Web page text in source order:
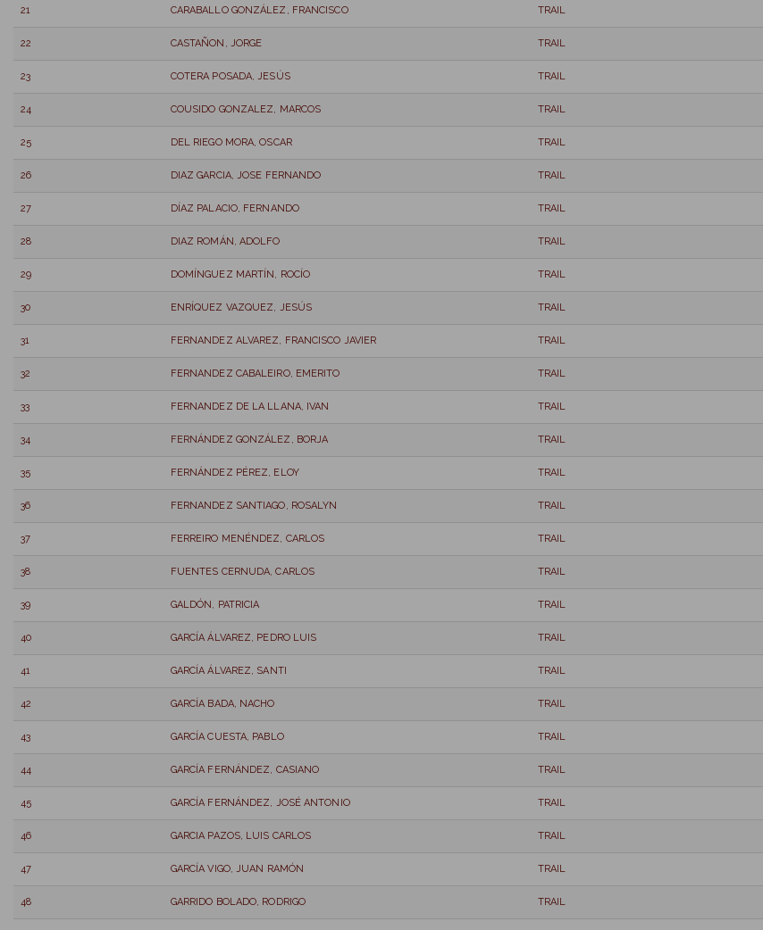
21 CARABALLO GONZÁLEZ, FRANCISCO TRAIL
22 CASTAÑON, JORGE TRAIL
23 COTERA POSADA, JESÚS TRAIL
24 COUSIDO GONZALEZ, MARCOS TRAIL
25 DEL RIEGO MORA, OSCAR TRAIL
26 DIAZ GARCIA, JOSE FERNANDO TRAIL
27 DÍAZ PALACIO, FERNANDO TRAIL
28 DIAZ ROMÁN, ADOLFO TRAIL
29 DOMÍNGUEZ MARTÍN, ROCÍO TRAIL
30 ENRÍQUEZ VAZQUEZ, JESÚS TRAIL
31 FERNANDEZ ALVAREZ, FRANCISCO JAVIER TRAIL
32 FERNANDEZ CABALEIRO, EMERITO TRAIL
33 FERNANDEZ DE LA LLANA, IVAN TRAIL
34 FERNÁNDEZ GONZÁLEZ, BORJA TRAIL
35 FERNÁNDEZ PÉREZ, ELOY TRAIL
36 FERNANDEZ SANTIAGO, ROSALYN TRAIL
37 FERREIRO MENÉNDEZ, CARLOS TRAIL
38 FUENTES CERNUDA, CARLOS TRAIL
39 GALDÓN, PATRICIA TRAIL
40 GARCÍA ÁLVAREZ, PEDRO LUIS TRAIL
41 GARCÍA ÁLVAREZ, SANTI TRAIL
42 GARCÍA BADA, NACHO TRAIL
43 GARCÍA CUESTA, PABLO TRAIL
44 GARCÍA FERNÁNDEZ, CASIANO TRAIL
45 GARCÍA FERNÁNDEZ, JOSÉ ANTONIO TRAIL
46 GARCIA PAZOS, LUIS CARLOS TRAIL
47 GARCÍA VIGO, JUAN RAMÓN TRAIL
48 GARRIDO BOLADO, RODRIGO TRAIL